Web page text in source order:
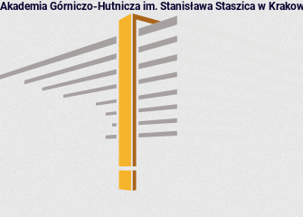
Akademia Górniczo-Hutnicza im. Stanisława Staszica w